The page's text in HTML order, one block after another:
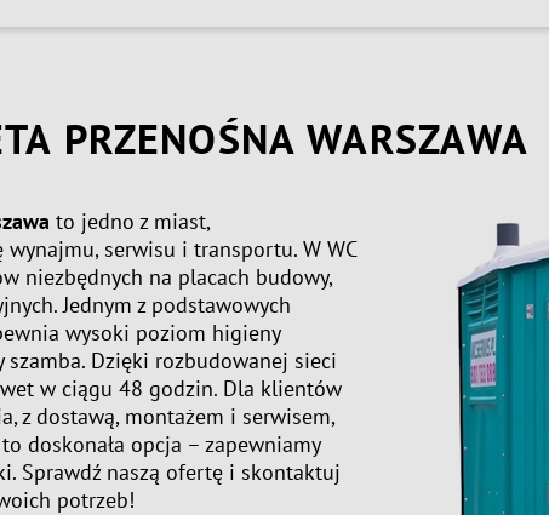
PRZENOŚNA WARSZAWA
to jedno z miast,
wynajmu, serwisu i transportu. W WC
niezbędnych na placach budowy,
Jednym z podstawowych
wysoki poziom higieny
Dzięki rozbudowanej sieci
w ciągu 48 godzin. Dla klientów
z dostawą, montażem i serwisem,
to doskonała opcja – zapewniamy
Sprawdź naszą ofertę i skontaktuj
potrzeb!